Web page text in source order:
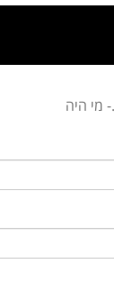
מי היה